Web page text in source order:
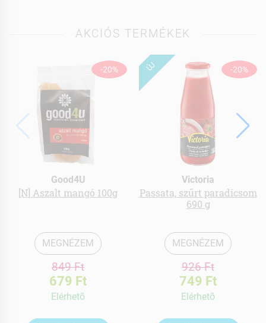
AKCIÓS TERMÉKEK
-20%
Good4U
[N] Aszalt mangó 100g
MEGNÉZEM
849 Ft
679 Ft
Elérhetõ
-20%
ÚJ
Victoria
Passata, szűrt paradicsom
690 g
MEGNÉZEM
926 Ft
749 Ft
Elérhetõ